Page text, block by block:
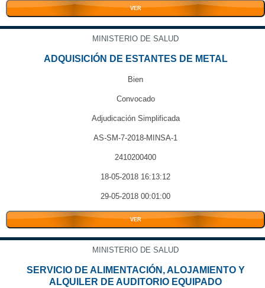
VER
MINISTERIO DE SALUD
ADQUISICIÓN DE ESTANTES DE METAL
Bien
Convocado
Adjudicación Simplificada
AS-SM-7-2018-MINSA-1
2410200400
18-05-2018 16:13:12
29-05-2018 00:01:00
VER
MINISTERIO DE SALUD
SERVICIO DE ALIMENTACIÓN, ALOJAMIENTO Y
ALQUILER DE AUDITORIO EQUIPADO